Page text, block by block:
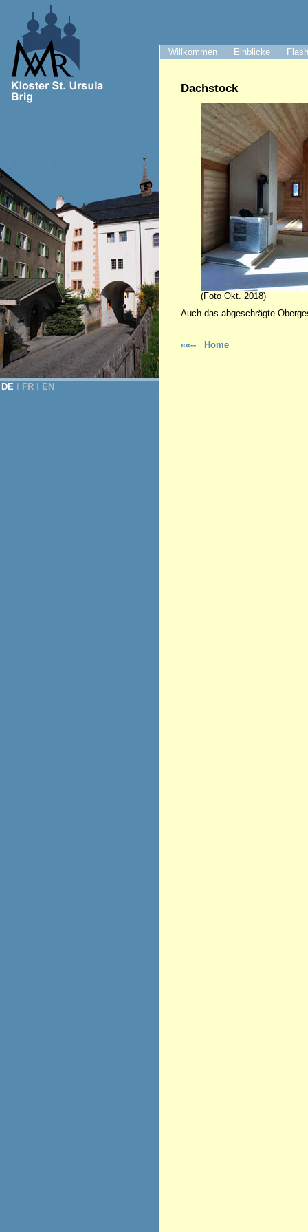
Willkommen Einblicke
DE FR EN
Dachstock
(Foto Okt. 2018)
Auch das abgeschrägte
««-- Home